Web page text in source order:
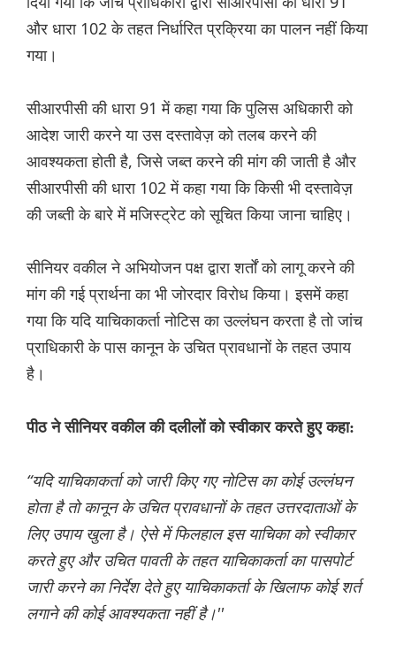
और धारा 102 के तहत निर्धारित प्रक्रिया का पालन नहीं किया
गया।
सीआरपीसी की धारा 91 में कहा गया कि पुलिस अधिकारी को
आदेश जारी करने या उस दस्तावेज़ को तलब करने की
आवश्यकता होती है, जिसे जब्त करने की मांग की जाती है और
सीआरपीसी की धारा 102 में कहा गया कि किसी भी दस्तावेज़
की जब्ती के बारे में मजिस्ट्रेट को सूचित किया जाना चाहिए।
सीनियर वकील ने अभियोजन पक्ष द्वारा शर्तों को लागू करने की
मांग की गई प्रार्थना का भी जोरदार विरोध किया। इसमें कहा
गया कि यदि याचिकाकर्ता नोटिस का उल्लंघन करता है तो जांच
प्राधिकारी के पास कानून के उचित प्रावधानों के तहत उपाय
है।
पीठ ने सीनियर वकील की दलीलों को स्वीकार करते हुए कहा:
“यदि याचिकाकर्ता को जारी किए गए नोटिस का कोई उल्लंघन
होता है तो कानून के उचित प्रावधानों के तहत उत्तरदाताओं के
लिए उपाय खुला है। ऐसे में फिलहाल इस याचिका को स्वीकार
करते हुए और उचित पावती के तहत याचिकाकर्ता का पासपोर्ट
जारी करने का निर्देश देते हुए याचिकाकर्ता के खिलाफ कोई शर्त
लगाने की कोई आवश्यकता नहीं है।''